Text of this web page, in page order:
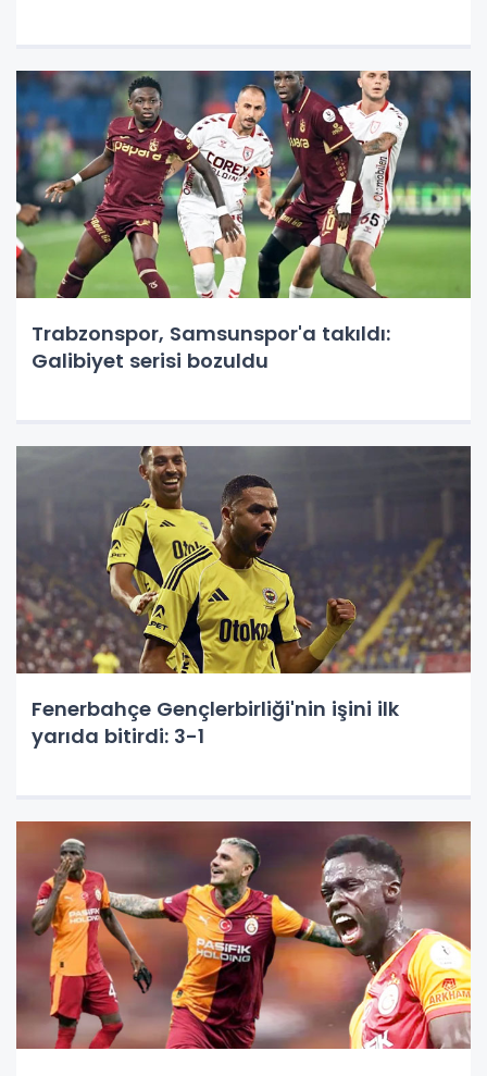
Trabzonspor, Samsunspor'a takıldı:
Galibiyet serisi bozuldu
Fenerbahçe Gençlerbirliği'nin işini ilk
yarıda bitirdi: 3-1